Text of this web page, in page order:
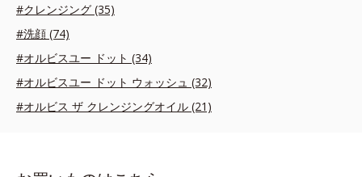
#クレンジング (35)
#洗顔 (74)
#オルビスユー ドット (34)
#オルビスユー ドット ウォッシュ (32)
#オルビス ザ クレンジングオイル (21)